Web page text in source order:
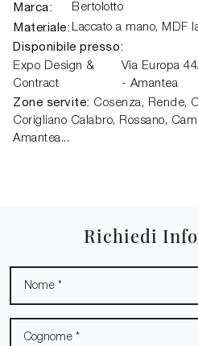
Marca: Bertolotto
Materiale: Laccato a mano, MDF
Disponibile presso:
Expo Design &
Contract
Via Europa
- Amantea
Zone servite: Cosenza, Rende,
Corigliano Calabro, Rossano,
Amantea...
Richiedi